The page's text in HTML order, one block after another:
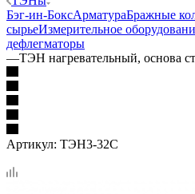
Бэг-ин-БоксАрматураБражные
сырьеИзмерительное
дефлегматоры
—ТЭН нагревательный, основа
Артикул: ТЭН3-32С